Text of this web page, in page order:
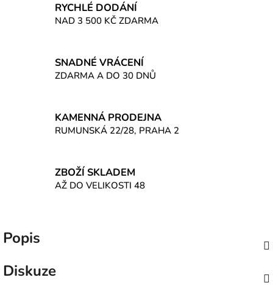
RYCHLÉ DODÁNÍ
NAD 3 500 KČ ZDARMA
SNADNÉ VRÁCENÍ
ZDARMA A DO 30 DNŮ
KAMENNÁ PRODEJNA
RUMUNSKÁ 22/28, PRAHA 2
ZBOŽÍ SKLADEM
AŽ DO VELIKOSTI 48
Popis
Diskuze